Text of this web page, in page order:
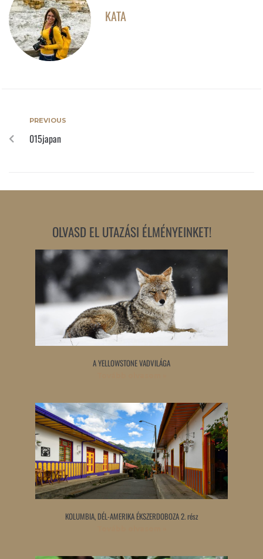
KATA
PREVIOUS
015japan
OLVASD EL UTAZÁSI ÉLMÉNYEINKET!
A YELLOWSTONE VADVILÁGA
KOLUMBIA, DÉL-AMERIKA ÉKSZERDOBOZA 2. rész